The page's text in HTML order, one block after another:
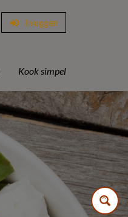
Inloggen
Kook simpel